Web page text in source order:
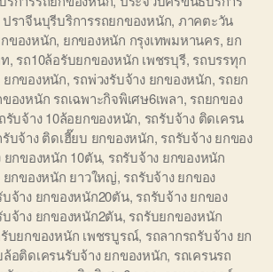
ปราจีนบุรีบริการรถยกของหนัก, ภาคตะวัน
ของหนัก, ยกของหนัก กรุงเทพมหานคร, ยก
, รถ10ล้อรับยกของหนัก เพชรบุรี, รถบรรทุก
ยกของหนัก, รถพ่วงรับจ้าง ยกของหนัก, รถยก
องหนัก รถเฉพาะกิจพิเศษ6เพลา, รถยกของ
รับจ้าง 10ล้อยกของหนัก, รถรับจ้าง ติดเครน
รับจ้าง ติดเฮี๊ยบ ยกของหนัก, รถรับจ้าง ยกของ
ยกของหนัก 10ตัน, รถรับจ้าง ยกของหนัก
ยกของหนัก ยาวใหญ่, รถรับจ้าง ยกของ
บจ้าง ยกของหนัก20ตัน, รถรับจ้าง ยกของ
บจ้าง ยกของหนัก2ตัน, รถรับยกของหนัก
บยกของหนัก เพชรบูรณ์, รถลากรถรับจ้าง ยก
ล้อติดเครนรับจ้าง ยกของหนัก, รถเครนรถ